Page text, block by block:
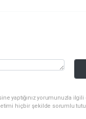
yaptığınız yorumunuzla ilgili
hiçbir şekilde sorumlu